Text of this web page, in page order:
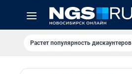
Растет популярность дискаунтеров